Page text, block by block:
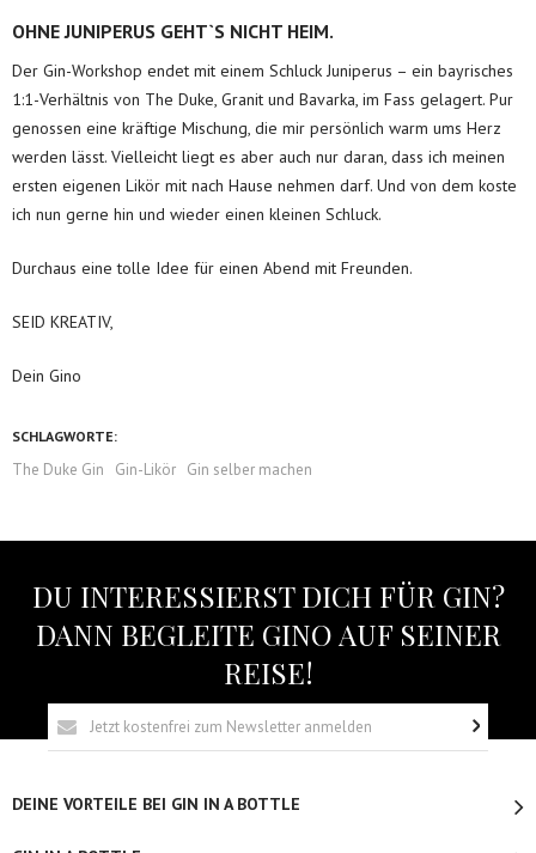
OHNE JUNIPERUS GEHT`S NICHT HEIM.
Der Gin-Workshop endet mit einem Schluck Juniperus – ein bayrisches
1:1-Verhältnis von The Duke, Granit und Bavarka, im Fass gelagert. Pur
genossen eine kräftige Mischung, die mir persönlich warm ums Herz
werden lässt. Vielleicht liegt es aber auch nur daran, dass ich meinen
ersten eigenen Likör mit nach Hause nehmen darf. Und von dem koste
ich nun gerne hin und wieder einen kleinen Schluck.
Durchaus eine tolle Idee für einen Abend mit Freunden.
SEID KREATIV,
Dein Gino
SCHLAGWORTE:
The Duke Gin Gin-Likör Gin selber machen
DU INTERESSIERST DICH FÜR GIN?
DANN BEGLEITE GINO AUF SEINER
REISE!
DEINE VORTEILE BEI GIN IN A BOTTLE